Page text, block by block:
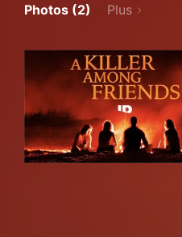
Photos (2) Plus